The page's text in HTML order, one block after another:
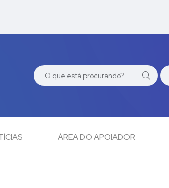
ÁREA DO APOIADOR